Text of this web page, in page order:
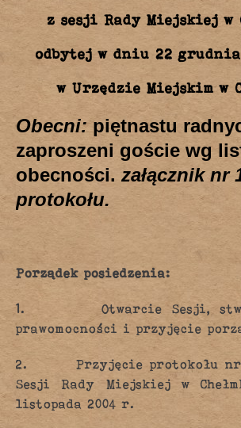
z sesji Rady Miejskiej w
odbytej w dniu 22
w Urzędzie Miejskim w
Obecni:piętnastu
zaproszeni goście wg
obecności. załącznik nr
protokołu.
Porządek posiedzenia:
1. Otwarcie Sesji,
prawomocności i przyjęcie
2. Przyjęcie protokołu nr
Sesji Rady Miejskiej w
listopada 2004 r.